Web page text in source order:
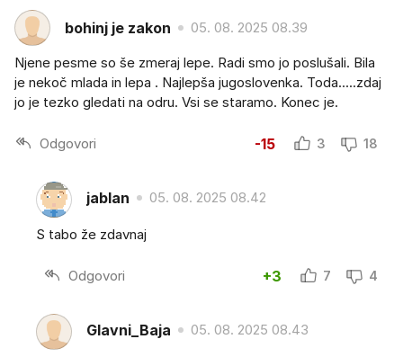
bohinj je zakon 05. 08. 2025 08.39
Njene pesme so še zmeraj lepe. Radi smo jo poslušali. Bila
je nekoč mlada in lepa . Najlepša jugoslovenka. Toda.....zdaj
jo je tezko gledati na odru. Vsi se staramo. Konec je.
Odgovori -15 3 18
jablan 05. 08. 2025 08.42
S tabo že zdavnaj
Odgovori +3 7 4
Glavni_Baja 05. 08. 2025 08.43